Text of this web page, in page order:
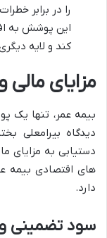
را در برابر
این پوشش به
کند و لایه
مزایای
بیمه عمر، تنها یک
دیدگاه بیرامعلی
دستیابی به مزایای
های اقتصادی بیمه
دارد.
سود تضمینی